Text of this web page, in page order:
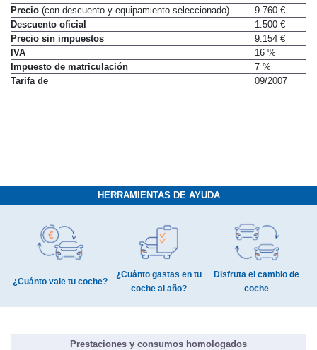
Precio (con descuento y equipamiento seleccionado)
9.760 €
Descuento oficial
1.500 €
Precio sin impuestos
9.154 €
IVA
16 %
Impuesto de matriculación
7 %
Tarifa de
09/2007
HERRAMIENTAS DE AYUDA
¿Cuánto vale tu coche?
¿Cuánto gastas en tu
coche al año?
Disfruta el cambio de
coche
Prestaciones y consumos homologados